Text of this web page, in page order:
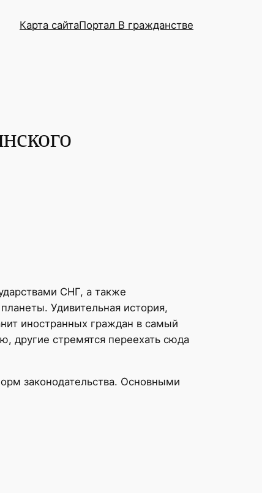
Карта сайтаПортал В гражданстве
СНГ, а также
Удивительная история,
иностранных граждан в самый
другие стремятся переехать сюда
законодательства. Основными